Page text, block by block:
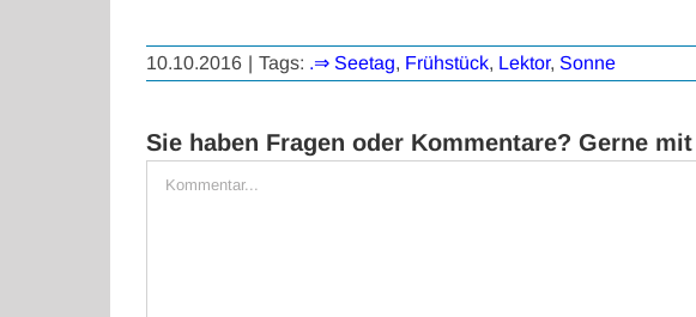
10.10.2016 | Tags: .⇒ Seetag, Frühstück, Lektor, Sonne
Sie haben Fragen oder Kommentare? Gerne